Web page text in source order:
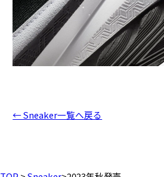
← Sneaker一覧へ戻る